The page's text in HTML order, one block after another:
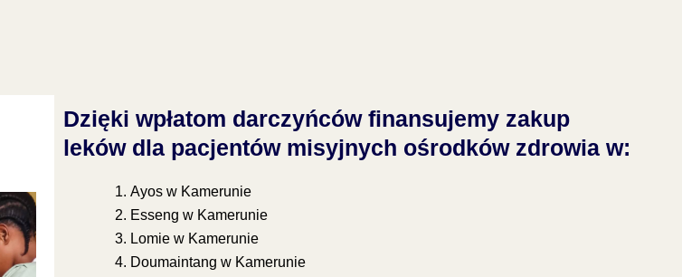
Dzięki wpłatom darczyńców finansujemy zakup
leków dla pacjentów misyjnych ośrodków zdrowia w:
Ayos w Kamerunie
Esseng w Kamerunie
Lomie w Kamerunie
Doumaintang w Kamerunie